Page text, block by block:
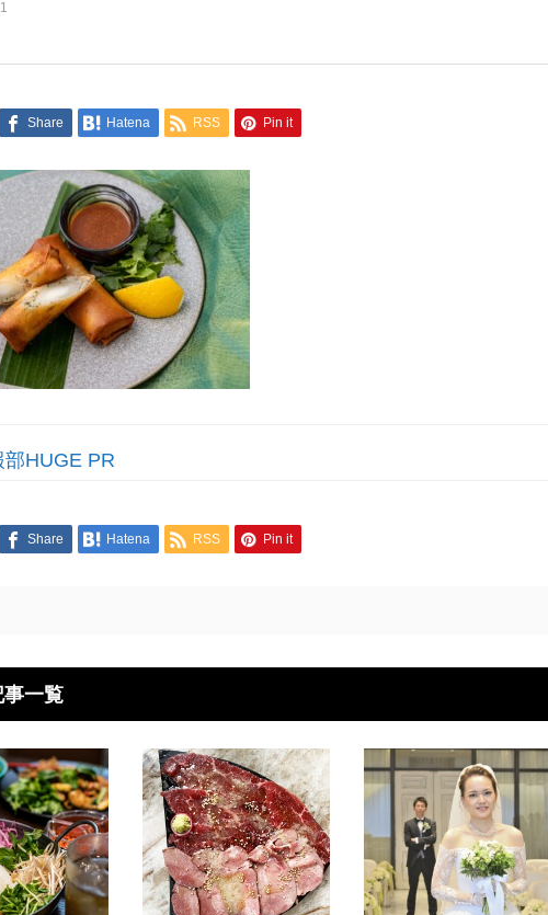
Share Hatena RSS Pin it
部HUGE PR
Share Hatena RSS Pin it
一覧